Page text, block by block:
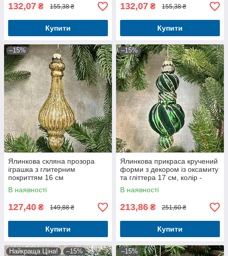
132,07 ₴ 155,38 ₴
Купити
132,07 ₴ 155,38 ₴
Купити
–15%
Ялинкова скляна прозора
іграшка з глитерним
покриттям 16 см
В наявності
127,40 ₴ 149,88 ₴
Купити
–15%
Ялинкова прикраса кручений
форми з декором із оксамиту
та гліттера 17 см, колір -
зелений
В наявності
213,86 ₴ 251,60 ₴
Купити
Найкраща Ціна! –15% –15%